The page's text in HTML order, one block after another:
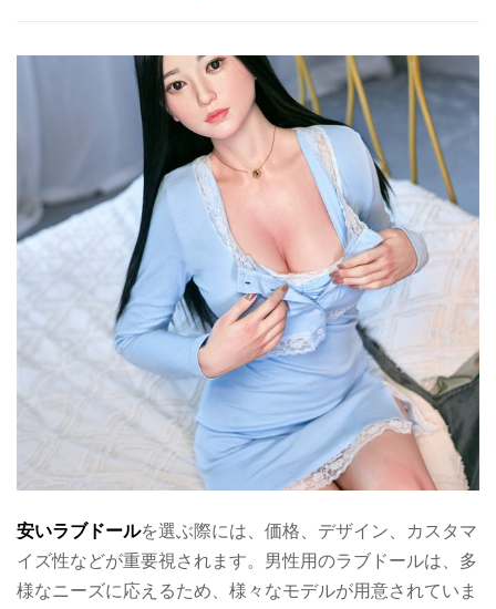
安いラブドールを選ぶ際には、価格、デザイン、カスタマ
イズ性などが重要視されます。男性用のラブドールは、多
様なニーズに応えるため、様々なモデルが用意されていま